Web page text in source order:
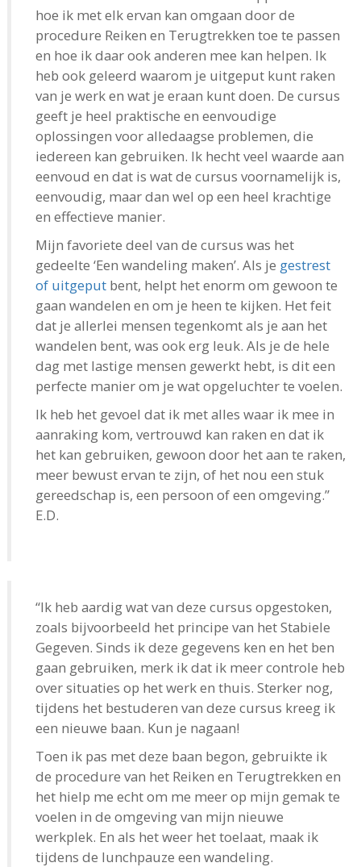
hoe ik met elk ervan kan omgaan door de
procedure Reiken en Terugtrekken toe te passen
en hoe ik daar ook anderen mee kan helpen. Ik
heb ook geleerd waarom je uitgeput kunt raken
van je werk en wat je eraan kunt doen. De cursus
geeft je heel praktische en eenvoudige
oplossingen voor alledaagse problemen, die
iedereen kan gebruiken. Ik hecht veel waarde aan
eenvoud en dat is wat de cursus voornamelijk is,
eenvoudig, maar dan wel op een heel krachtige
en effectieve manier.
Mijn favoriete deel van de cursus was het
gedeelte ‘Een wandeling maken’. Als je gestrest
of uitgeput bent, helpt het enorm om gewoon te
gaan wandelen en om je heen te kijken. Het feit
dat je allerlei mensen tegenkomt als je aan het
wandelen bent, was ook erg leuk. Als je de hele
dag met lastige mensen gewerkt hebt, is dit een
perfecte manier om je wat opgeluchter te voelen.
Ik heb het gevoel dat ik met alles waar ik mee in
aanraking kom, vertrouwd kan raken en dat ik
het kan gebruiken, gewoon door het aan te raken,
meer bewust ervan te zijn, of het nou een stuk
gereedschap is, een persoon of een omgeving.”
E.D.
“Ik heb aardig wat van deze cursus opgestoken,
zoals bijvoorbeeld het principe van het Stabiele
Gegeven. Sinds ik deze gegevens ken en het ben
gaan gebruiken, merk ik dat ik meer controle heb
over situaties op het werk en thuis. Sterker nog,
tijdens het bestuderen van deze cursus kreeg ik
een nieuwe baan. Kun je nagaan!
Toen ik pas met deze baan begon, gebruikte ik
de procedure van het Reiken en Terugtrekken en
het hielp me echt om me meer op mijn gemak te
voelen in de omgeving van mijn nieuwe
werkplek. En als het weer het toelaat, maak ik
tijdens de lunchpauze een wandeling.